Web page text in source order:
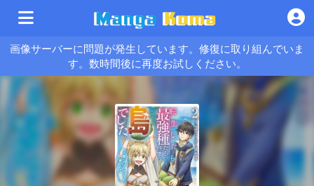
画像サーバーに問題が発生しています。修復に取り組んでいま
す。数時間後に再度お試しください。